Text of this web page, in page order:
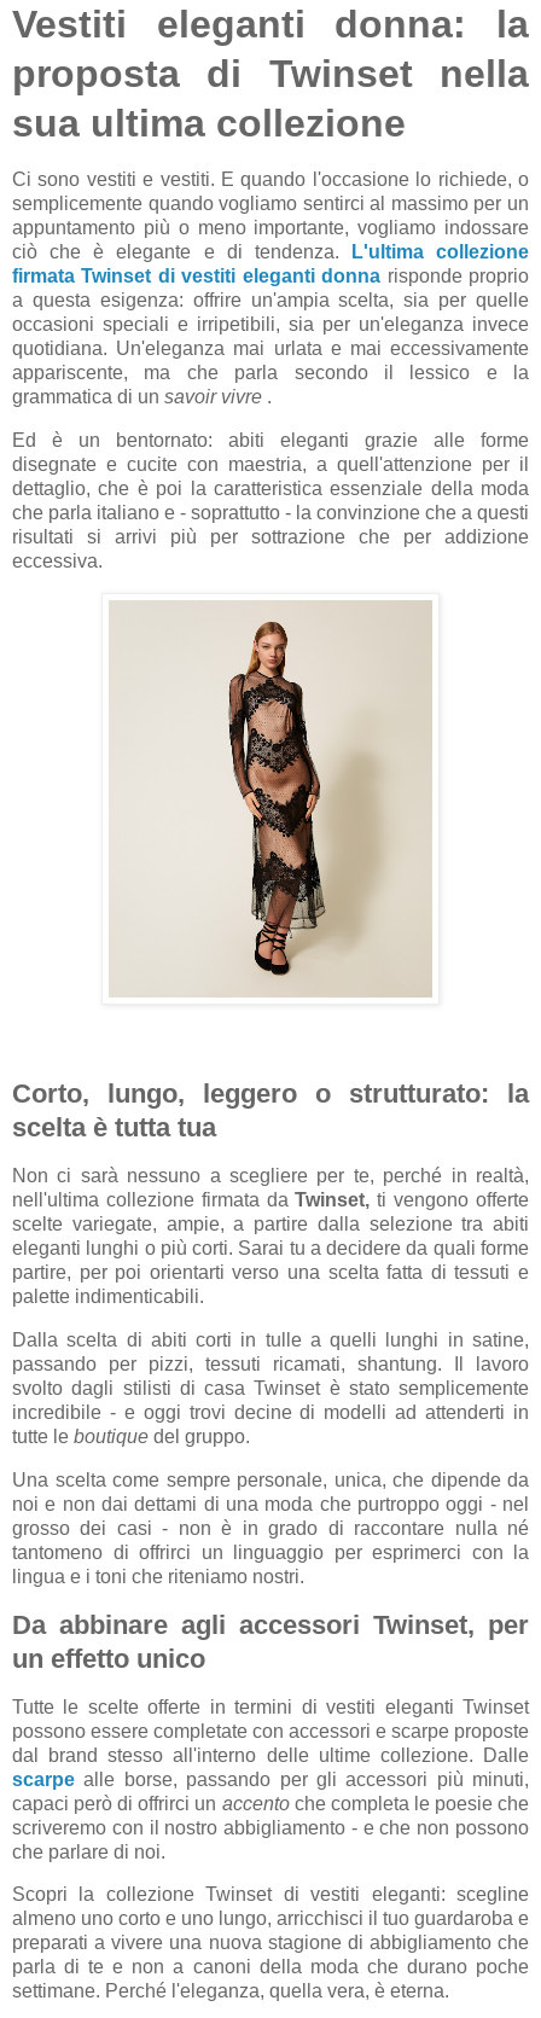
Vestiti eleganti donna: la
proposta di Twinset nella
sua ultima collezione
Ci sono vestiti e vestiti. E quando l'occasione lo richiede, o
semplicemente quando vogliamo sentirci al massimo per un
appuntamento più o meno importante, vogliamo indossare
ciò che è elegante e di tendenza.
L'ultima collezione
firmata Twinset di vestiti eleganti donna risponde proprio
a questa esigenza: offrire un'ampia scelta, sia per quelle
occasioni speciali e irripetibili, sia per un'eleganza invece
quotidiana. Un'eleganza mai urlata e mai eccessivamente
appariscente, ma che parla secondo il lessico e la
grammatica di un savoir vivre .
Ed è un bentornato: abiti eleganti grazie alle forme
disegnate e cucite con maestria, a quell'attenzione per il
dettaglio, che è poi la caratteristica essenziale della moda
che parla italiano e - soprattutto - la convinzione che a questi
risultati si arrivi più per sottrazione che per addizione
eccessiva.
Corto, lungo, leggero o strutturato: la
scelta è tutta tua
Non ci sarà nessuno a scegliere per te, perché in realtà,
nell'ultima collezione firmata daTwinset, ti vengono offerte
scelte variegate, ampie, a partire dalla selezione tra abiti
eleganti lunghi o più corti. Sarai tu a decidere da quali forme
partire, per poi orientarti verso una scelta fatta di tessuti e
palette indimenticabili.
Dalla scelta di abiti corti in tulle a quelli lunghi in satine,
passando per pizzi, tessuti ricamati, shantung. Il lavoro
svolto dagli stilisti di casa Twinset è stato semplicemente
incredibile - e oggi trovi decine di modelli ad attenderti in
tutte le boutique del gruppo.
Una scelta come sempre personale, unica, che dipende da
noi e non dai dettami di una moda che purtroppo oggi - nel
grosso dei casi - non è in grado di raccontare nulla né
tantomeno di offrirci un linguaggio per esprimerci con la
lingua e i toni che riteniamo nostri.
Da abbinare agli accessori Twinset, per
un effetto unico
Tutte le scelte offerte in termini di vestiti eleganti Twinset
possono essere completate con accessori e scarpe proposte
dal brand stesso all'interno delle ultime collezione. Dalle
scarpe alle borse, passando per gli accessori più minuti,
capaci però di offrirci un accentoche completa le poesie che
scriveremo con il nostro abbigliamento - e che non possono
che parlare di noi.
Scopri la collezione Twinset di vestiti eleganti: scegline
almeno uno corto e uno lungo, arricchisci il tuo guardaroba e
preparati a vivere una nuova stagione di abbigliamento che
parla di te e non a canoni della moda che durano poche
settimane. Perché l'eleganza, quella vera, è eterna.